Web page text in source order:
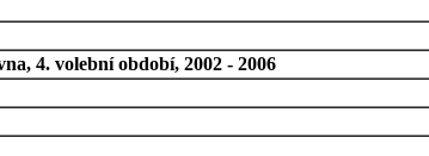
4. volební období, 2002 - 2006